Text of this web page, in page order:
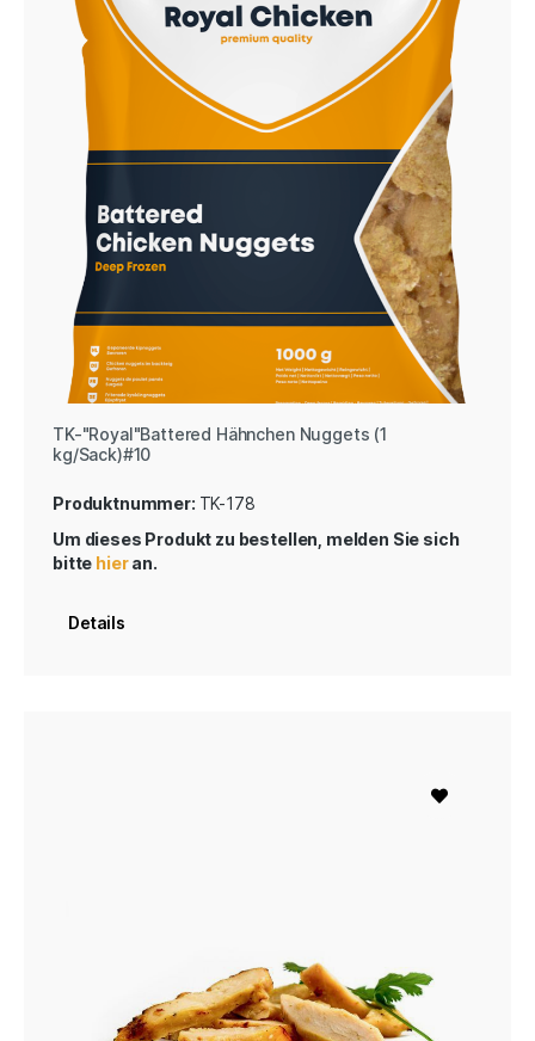
TK-"Royal"Battered Hähnchen Nuggets (1
kg/Sack)#10
Produktnummer: TK-178
Um dieses Produkt zu bestellen, melden Sie sich
bitte hieran.
Details